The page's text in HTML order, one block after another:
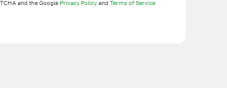
and the Google Privacy Policy and Terms of Service